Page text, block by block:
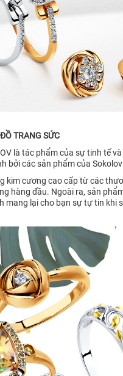
TRANG SỨC
là tác phẩm của sự tinh tế
bởi các sản phẩm của
kim cương cao cấp từ các
hàng đầu. Ngoài ra, sản
mang lại cho bạn sự tự tin khi